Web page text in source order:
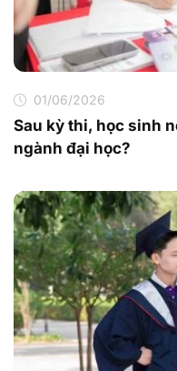
01/06/2026
Sau kỳ thi, học sinh
ngành đại học?